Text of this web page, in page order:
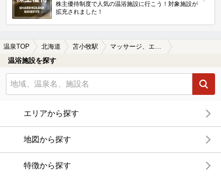
株主優待制度で人気の温浴施設に行こう！対象施設が
拡充されました！
温泉TOP 北海道 苫小牧駅 マッサージ、エステがある苫小牧駅近くの温泉、日帰り温泉、スーパー銭湯おすすめ
温浴施設を探す
エリアから探す
地図から探す
特徴から探す